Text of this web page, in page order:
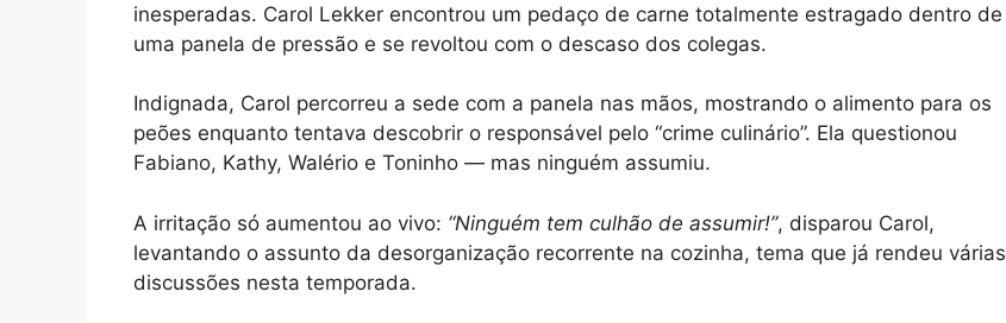
inesperadas. Carol Lekker encontrou um pedaço de carne totalmente estragado dentro de
uma panela de pressão e se revoltou com o descaso dos colegas.
Indignada, Carol percorreu a sede com a panela nas mãos, mostrando o alimento para os
peões enquanto tentava descobrir o responsável pelo “crime culinário”. Ela questionou
Fabiano, Kathy, Walério e Toninho — mas ninguém assumiu.
A irritação só aumentou ao vivo: “Ninguém tem culhão de assumir!”, disparou Carol,
levantando o assunto da desorganização recorrente na cozinha, tema que já rendeu várias
discussões nesta temporada.